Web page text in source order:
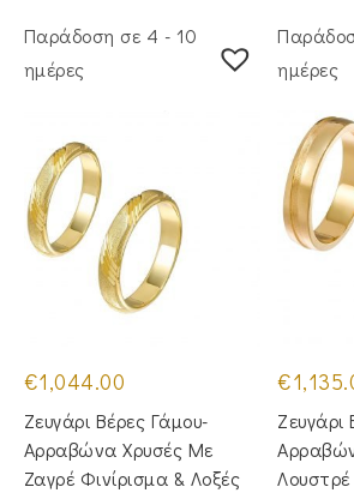
Παράδοση σε 4 - 10
ημέρες
€1,044.00
Ζευγάρι Βέρες Γάμου-
Αρραβώνα Χρυσές Με
Ζαγρέ Φινίρισμα & Λοξές
ημέρες
€
Ζευγάρι